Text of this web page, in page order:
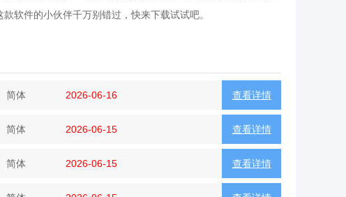
软件的小伙伴千万别错过，快来下载试试吧。
查看详情
简体 2026-06-16
查看详情
简体 2026-06-15
查看详情
简体 2026-06-15